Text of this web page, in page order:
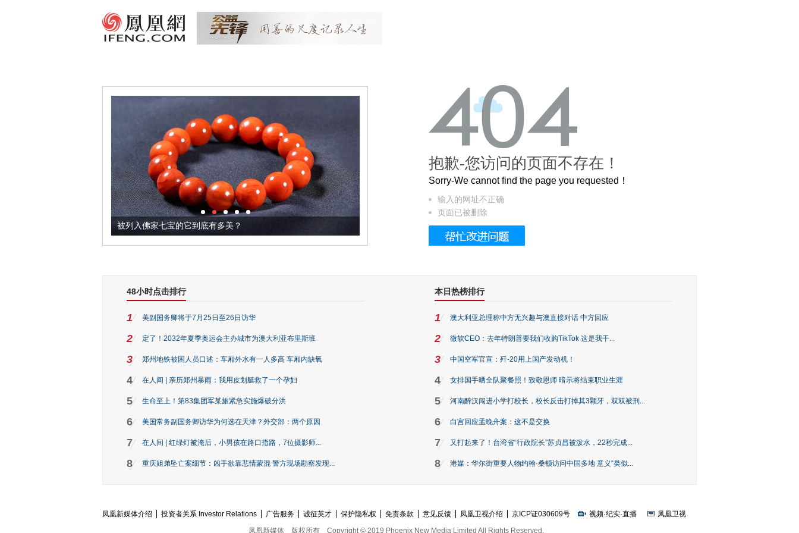
被列入佛家七宝的它到底有多美？ 这个3.2米的长卷，还原了600岁的紫禁城
抱歉-您访问的页面不存在！
Sorry-We cannot find the page you requested！
输入的网址不正确
页面已被删除
48小时点击排行
1 美副国务卿将于7月25日至26日访华
2 定了！2032年夏季奥运会主办城市为澳大利亚布里斯班
3 郑州地铁被困人员口述：车厢外水有一人多高 车厢内缺氧
4 在人间 | 亲历郑州暴雨：我用皮划艇救了一个孕妇
5 生命至上！第83集团军某旅紧急实施爆破分洪
6 美国常务副国务卿访华为何选在天津？外交部：两个原因
7 在人间 | 红绿灯被淹后，小男孩在路口指路，7位摄影师...
8 重庆姐弟坠亡案细节：凶手欲靠悲情蒙混 警方现场勘察发现...
本日热榜排行
1 澳大利亚总理称中方无兴趣与澳直接对话 中方回应
2 微软CEO：去年特朗普要我们收购TikTok 这是我干...
3 中国空军官宣：歼-20用上国产发动机！
4 女排国手晒全队聚餐照！致敬恩师 暗示将结束职业生涯
5 河南醉汉闯进小学打校长，校长反击打掉其3颗牙，双双被刑...
6 白宫回应孟晚舟案：这不是交换
7 又打起来了！台湾省“行政院长”苏贞昌被泼水，22秒完成...
8 港媒：华尔街重要人物约翰·桑顿访问中国多地 意义“类似...
凤凰新媒体介绍 投资者关系 Investor Relations 广告服务 诚征英才 保护隐私权 免责条款 意见反馈 凤凰卫视介绍 京ICP证030609号 视频·纪实·直播
凤凰卫视
凤凰新媒体
版权所有 Copyright © 2019 Phoenix New Media Limited All Rights Reserved.